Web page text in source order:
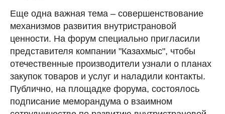
Еще одна важная тема – совершенствование
механизмов развития внутристрановой
ценности. На форум специально пригласили
представителя компании "Казахмыс", чтобы
отечественные производители узнали о планах
закупок товаров и услуг и наладили контакты.
Публично, на площадке форума, состоялось
подписание меморандума о взаимном